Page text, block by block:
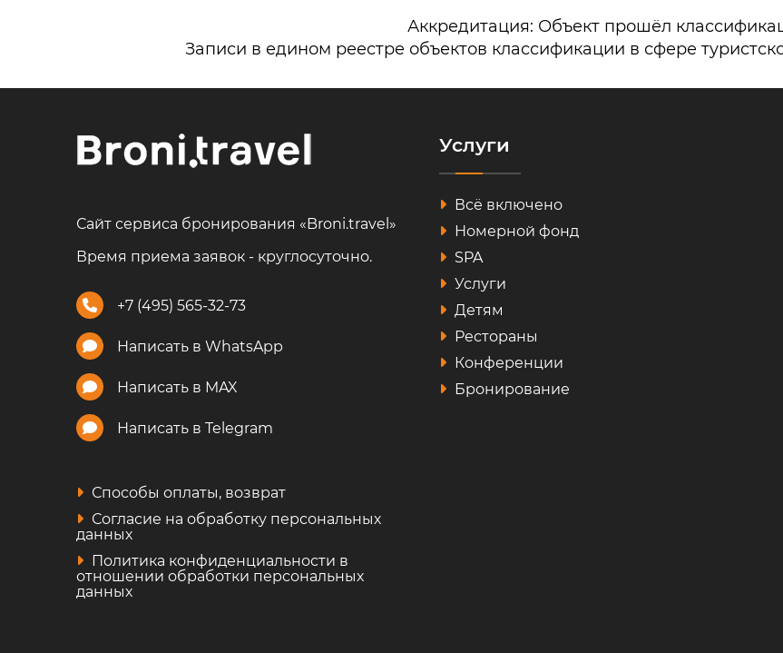
Аккредитация: Объект прошёл
Записи в едином реестре объектов классификации в сфере
Сайт сервиса бронирования «Broni.travel»
Время приема заявок - круглосуточно.
+7 (495) 565-32-73
Написать в WhatsApp
Написать в MAX
Написать в Telegram
Способы оплаты, возврат
Согласие на обработку персональных
данных
Политика конфиденциальности в
отношении обработки персональных
данных
Услуги
Всё включено
Номерной фонд
SPA
Услуги
Детям
Рестораны
Конференции
Бронирование